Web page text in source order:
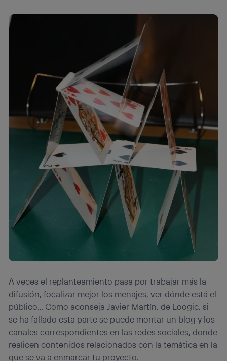
A veces el replanteamiento pasa por trabajar más la
difusión, focalizar mejor los menajes, ver dónde está el
público… Como aconseja Javier Martín, de Loogic, si
se ha fallado esta parte se puede montar un blog y los
canales correspondientes en las redes sociales, donde
realicen contenidos relacionados con la temática en la
que se va a enmarcar tu proyecto.